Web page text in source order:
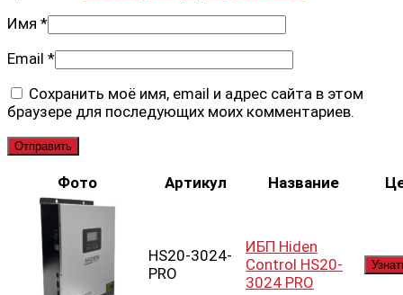
Имя *
Email *
Сохранить моё имя, email и адрес сайта в этом
браузере для последующих моих комментариев.
Фото Артикул Название
HS20-3024-
PRO
ИБП Hiden
Control HS20-
3024 PRO